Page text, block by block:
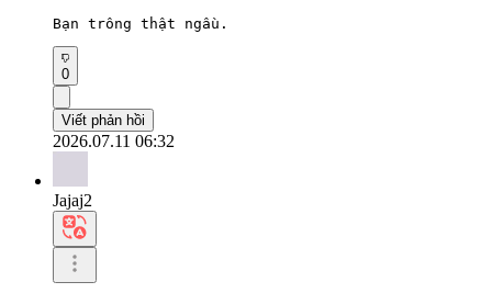
Bạn trông thật ngầu.
0
Viết phản hồi
2026.07.11 06:32
Jajaj2